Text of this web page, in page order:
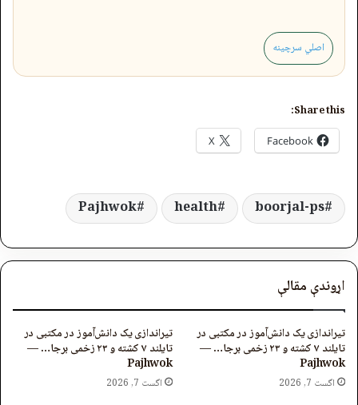
اصلي سرچینه
Share this:
Facebook
X
boorjal-ps
health
Pajhwok
اړوندې مقالې
تیراندازی یک دانش‌آموز در مکتبی در
تایلند ۷ کشته و ۲۳ زخمی برجا… —
Pajhwok
اگست 7, 2026
تیراندازی یک دانش‌آموز در مکتبی در
تایلند ۷ کشته و ۲۳ زخمی برجا… —
Pajhwok
اگست 7, 2026